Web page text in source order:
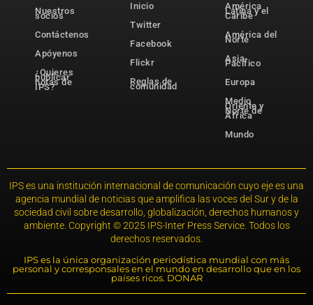
Nuestros
socios
Contáctenos
Apóyenos
¿Quieres
publicar
notas de
IPS?
Inicio
Twitter
Facebook
Flickr
Reglas de
comunidad
América
Latina y el
Caribe
América del
Norte
Asia-
Pacífico
Europa
Medio
Oriente y
Norte de
África
Mundo
IPS es una institución internacional de comunicación cuyo eje es una
agencia mundial de noticias que amplifica las voces del Sur y de la
sociedad civil sobre desarrollo, globalización, derechos humanos y
ambiente. Copyright © 2025 IPS-Inter Press Service. Todos los
derechos reservados.
IPS es la única organización periodística mundial con más
personal y corresponsales en el mundo en desarrollo que en los
países ricos. DONAR